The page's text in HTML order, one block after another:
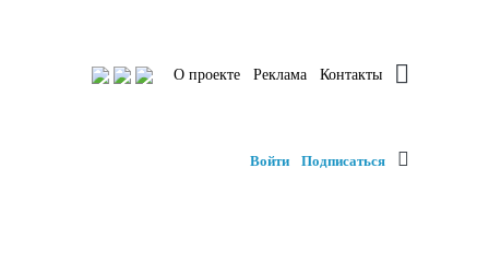
О проекте Реклама Контакты
Войти Подписаться